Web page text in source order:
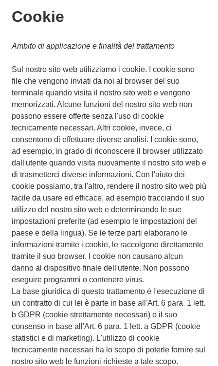
Cookie
Ambito di applicazione e finalità del trattamento
Sul nostro sito web utilizziamo i cookie. I cookie sono
file che vengono inviati da noi al browser del suo
terminale quando visita il nostro sito web e vengono
memorizzati. Alcune funzioni del nostro sito web non
possono essere offerte senza l'uso di cookie
tecnicamente necessari. Altri cookie, invece, ci
consentono di effettuare diverse analisi. I cookie sono,
ad esempio, in grado di riconoscere il browser utilizzato
dall'utente quando visita nuovamente il nostro sito web e
di trasmetterci diverse informazioni. Con l'aiuto dei
cookie possiamo, tra l'altro, rendere il nostro sito web più
facile da usare ed efficace, ad esempio tracciando il suo
utilizzo del nostro sito web e determinando le sue
impostazioni preferite (ad esempio le impostazioni del
paese e della lingua). Se le terze parti elaborano le
informazioni tramite i cookie, le raccolgono direttamente
tramite il suo browser. I cookie non causano alcun
danno al dispositivo finale dell'utente. Non possono
eseguire programmi o contenere virus.
La base giuridica di questo trattamento è l'esecuzione di
un contratto di cui lei è parte in base all'Art. 6 para. 1 lett.
b GDPR (cookie strettamente necessari) o il suo
consenso in base all'Art. 6 para. 1 lett. a GDPR (cookie
statistici e di marketing). L'utilizzo di cookie
tecnicamente necessari ha lo scopo di poterle fornire sul
nostro sito web le funzioni richieste a tale scopo.